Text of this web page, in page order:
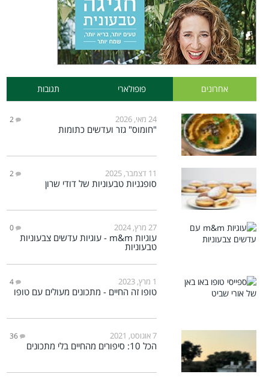
אחרונים פופולארי תגובות
24 מאי, 2026 2
"חומוס" גזר ועדשים כתומות
11 דצמבר, 2025 2
סופגניות טבעוניות של דודי שרון
27 מרץ, 2024 0
עוגיות m&m - עוגיות עדשים צבעוניות
טבעוניות
1 מרץ, 2023 4
טופו זה החיים - מתכונים מעולים עם טופו
7 אוגוסט, 2021 36
הכל 10: סיפורים מהחיים בלי מתכונים